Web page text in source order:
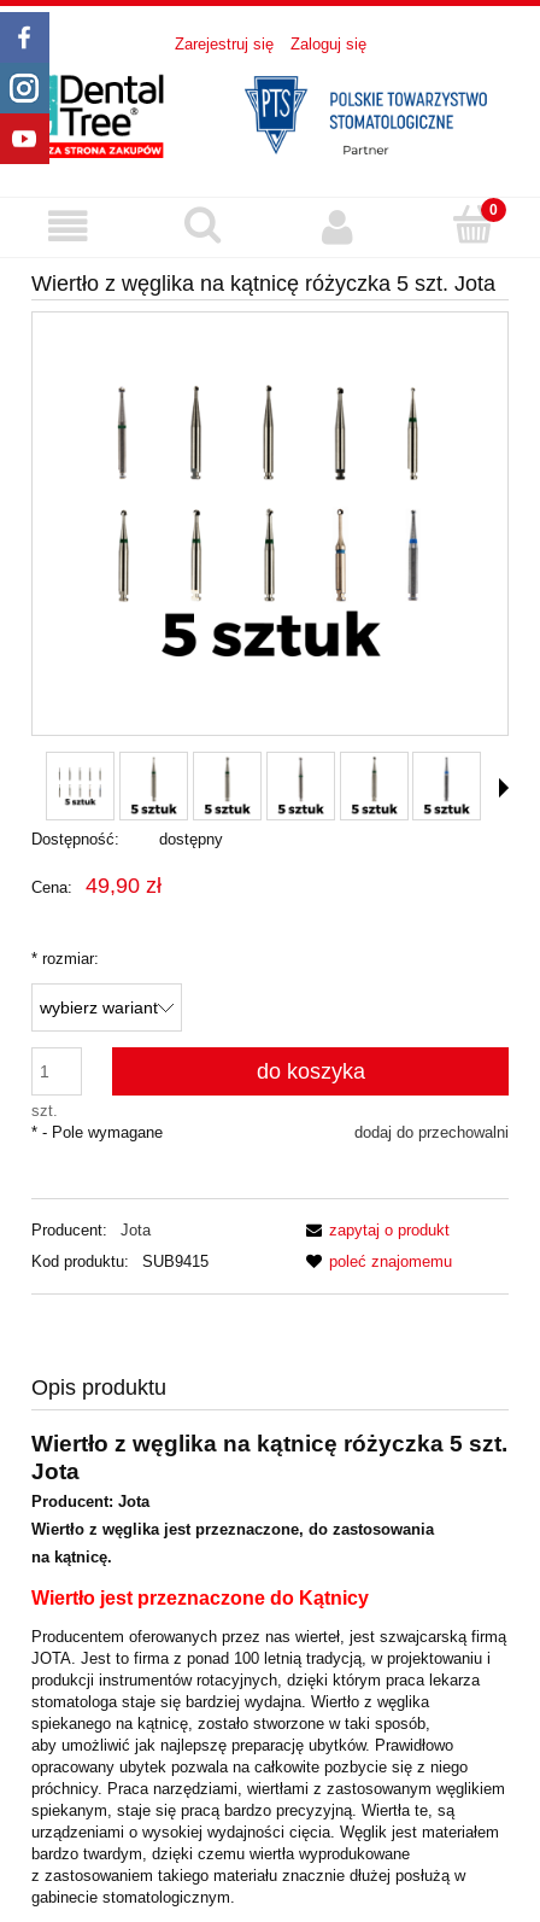
Zarejestruj się Zaloguj się
Wiertło z węglika na kątnicę różyczka 5 szt. Jota
Dostępność: dostępny
Cena: 49,90 zł
* rozmiar:
szt.
do koszyka
dodaj do przechowalni
* - Pole wymagane
Producent:
Jota
Kod produktu:
SUB9415
zapytaj o produkt
poleć znajomemu
Opis produktu
Wiertło z węglika na kątnicę różyczka 5 szt.
Jota
Producent: Jota
Wiertło z węglika jest przeznaczone, do zastosowania
na kątnicę.
Wiertło jest przeznaczone do Kątnicy
Producentem oferowanych przez nas wierteł, jest szwajcarską firmą
JOTA. Jest to firma z ponad 100 letnią tradycją, w projektowaniu i
produkcji instrumentów rotacyjnych, dzięki którym praca lekarza
stomatologa staje się bardziej wydajna. Wiertło z węglika
spiekanego na kątnicę, zostało stworzone w taki sposób,
aby umożliwić jak najlepszę preparację ubytków. Prawidłowo
opracowany ubytek pozwala na całkowite pozbycie się z niego
próchnicy. Praca narzędziami, wiertłami z zastosowanym węglikiem
spiekanym, staje się pracą bardzo precyzyjną. Wiertła te, są
urządzeniami o wysokiej wydajności cięcia. Węglik jest materiałem
bardzo twardym, dzięki czemu wiertła wyprodukowane
z zastosowaniem takiego materiału znacznie dłużej posłużą w
gabinecie stomatologicznym.